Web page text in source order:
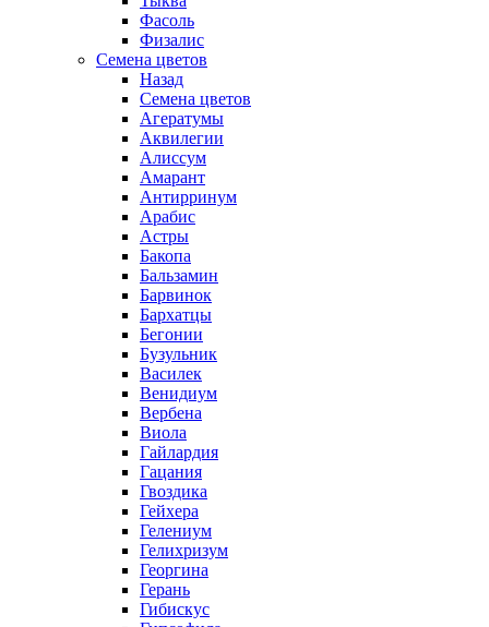
Фасоль
Физалис
Семена цветов
Назад
Семена цветов
Агератумы
Аквилегии
Алиссум
Амарант
Антирринум
Арабис
Астры
Бакопа
Бальзамин
Барвинок
Бархатцы
Бегонии
Бузульник
Василек
Венидиум
Вербена
Виола
Гайлардия
Гацания
Гвоздика
Гейхера
Гелениум
Гелихризум
Георгина
Герань
Гибискус